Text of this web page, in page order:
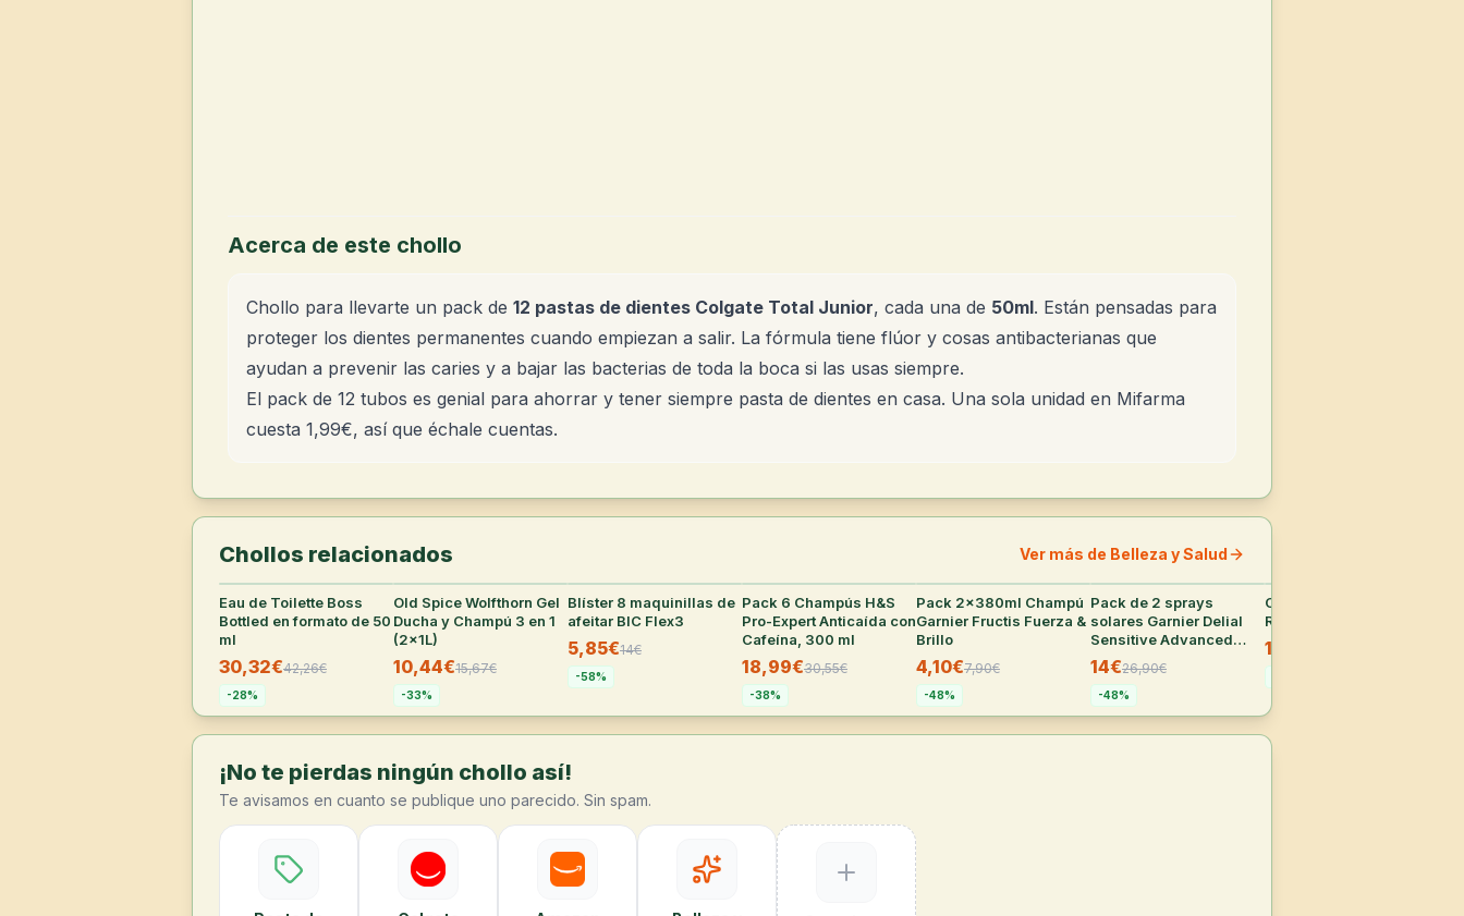
Acerca de este chollo
Chollo para llevarte un pack de 12 pastas de dientes Colgate Total Junior, cada una de 50ml. Están pensadas para
proteger los dientes permanentes cuando empiezan a salir. La fórmula tiene flúor y cosas antibacterianas que
ayudan a prevenir las caries y a bajar las bacterias de toda la boca si las usas siempre.
El pack de 12 tubos es genial para ahorrar y tener siempre pasta de dientes en casa. Una sola unidad en Mifarma
cuesta 1,99€, así que échale cuentas.
Chollos relacionados Ver más de Belleza y Salud
33
Eau de Toilette Boss
Bottled en formato de 50
ml
30,32€42,26€
-28%
33°
Old Spice Wolfthorn Gel
Ducha y Champú 3 en 1
(2x1L)
10,44€15,67€
-33%
27°
Blíster 8 maquinillas de
afeitar BIC Flex3
5,85€14€
-58%
26
Pack 6 Champús H&S
Pro-Expert Anticaída con
Cafeína, 300 ml
18,99€30,55€
-38%
32°
Pack 2x380ml Champú
Garnier Fructis Fuerza &
Brillo
4,10€7,90€
-48%
Pack de 2 sprays
solares Garnier Delial
Sensitive Advanced
FPS50+ de 270ml
14€26,90€
-48%
Champú Pantene Pro-V
Repara y Protege 1L
12,20€
¡No te pierdas ningún chollo así!
Te avisamos en cuanto se publique uno parecido. Sin spam.